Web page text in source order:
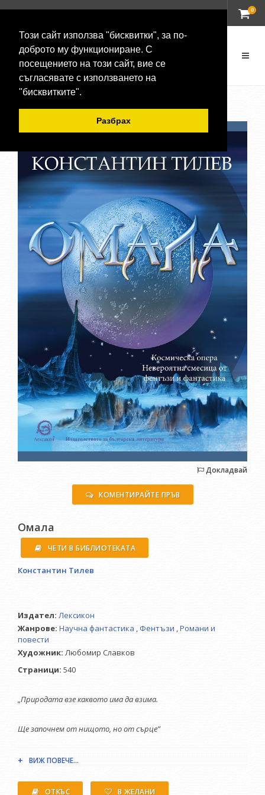
Този сайт използва "бисквитки", за по-
доброто му функциониране. С
посещението на този сайт, вие се
съгласявате с използването на
"бисквитките".
Разбрах
0
-20 %
Докладвай
КОМЕНТИРАЙТЕ ПРЪВ
Омала
ЧЕТИ В БИБЛИОТЕКАТА
Константин Тилев
Издател: Лексикон
Жанрове: Научна фантастика , Фентъзи ,Романи и
повести
Художник: Любомир Славков
Страници: 540
„Природата взе каквото има да взима.
Ще започнем от нищото, но от сърце”
Константин Тилев е тръгнал на толкова дълго и сложно
ВИЖ ПОВЕЧЕ...
ОТКЪС В ЖЕЛАНИ